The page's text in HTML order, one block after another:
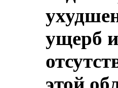
ущерб
этой